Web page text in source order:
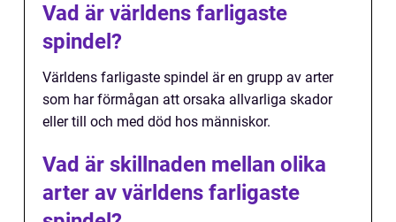
Vad är världens farligaste
spindel?
Världens farligaste spindel är en grupp av arter
som har förmågan att orsaka allvarliga skador
eller till och med död hos människor.
Vad är skillnaden mellan olika
arter av världens farligaste